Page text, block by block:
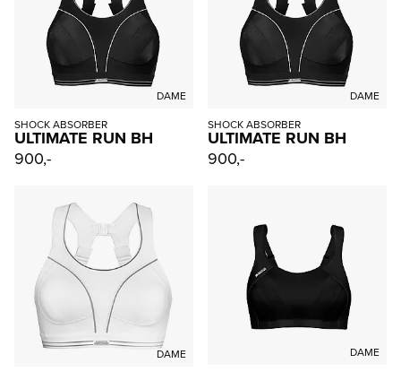
DAME
SHOCK ABSORBER
ULTIMATE RUN BH
900,-
DAME
SHOCK ABSORBER
ULTIMATE RUN BH
900,-
DAME
DAME